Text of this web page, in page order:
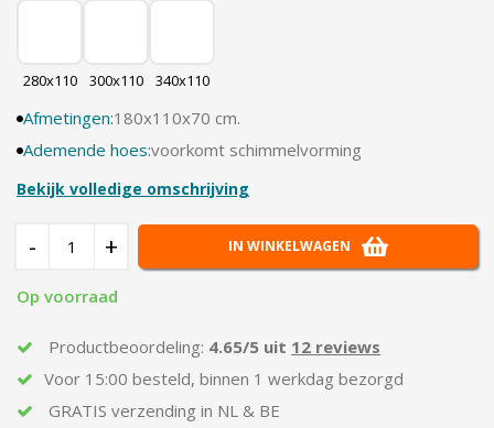
280x110 300x110 340x110
Afmetingen:180x110x70 cm.
Ademende hoes:voorkomt schimmelvorming
Bekijk volledige omschrijving
- + IN WINKELWAGEN
Op voorraad
Productbeoordeling: 4.65/5 uit 12 reviews
Voor 15:00 besteld, binnen 1 werkdag bezorgd
GRATIS verzending in NL & BE